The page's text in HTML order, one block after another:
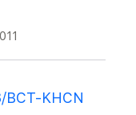
BCT-KHCN